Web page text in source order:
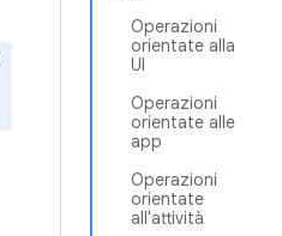
Operazioni
orientate alla
UI
Operazioni
orientate alle
app
Operazioni
orientate
all'attività